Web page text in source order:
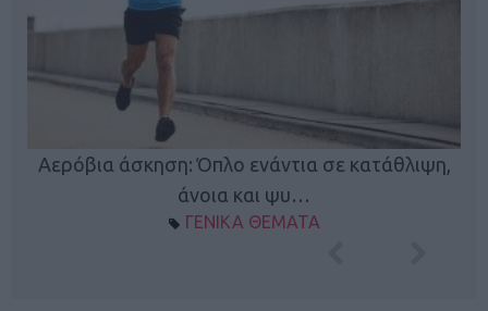
Αερόβια άσκηση: Όπλο ενάντια σε κατάθλιψη,
άνοια και ψυ…
ΓΕΝΙΚΑ ΘΕΜΑΤΑ